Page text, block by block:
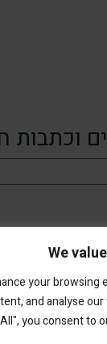
We
your browsing
and analyse
you consent to
וכתבות